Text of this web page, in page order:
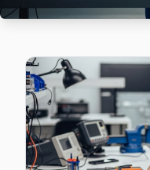
Darüşşafaka
Demirciköy
Hitachi Servis
Emirgan Hitachi
Sarıyer genelinde